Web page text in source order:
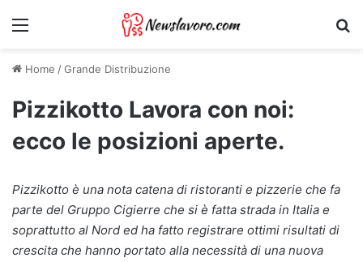
Menu
Home /Grande Distribuzione
Pizzikotto Lavora con noi:
ecco le posizioni aperte.
Pizzikotto è una nota catena di ristoranti e pizzerie che fa
parte del Gruppo Cigierre che si è fatta strada in Italia e
soprattutto al Nord ed ha fatto registrare ottimi risultati di
crescita che hanno portato alla necessità di una nuova